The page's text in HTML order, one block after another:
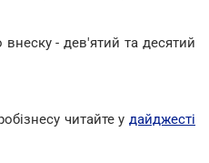
внеску - дев'ятий та десятий
читайте у дайджесті